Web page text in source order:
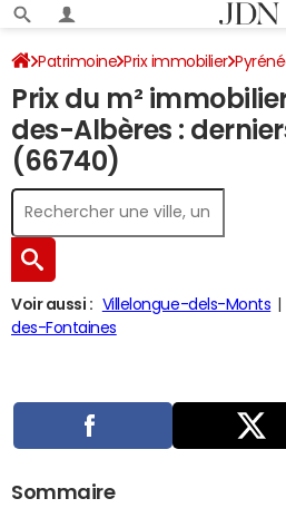
Patrimoine Prix immobilier
Laroque-des-Albères
Prix du m²
des-Albères :
(66740)
Voir aussi : Villelongue-dels-Monts
des-Fontaines
Sommaire